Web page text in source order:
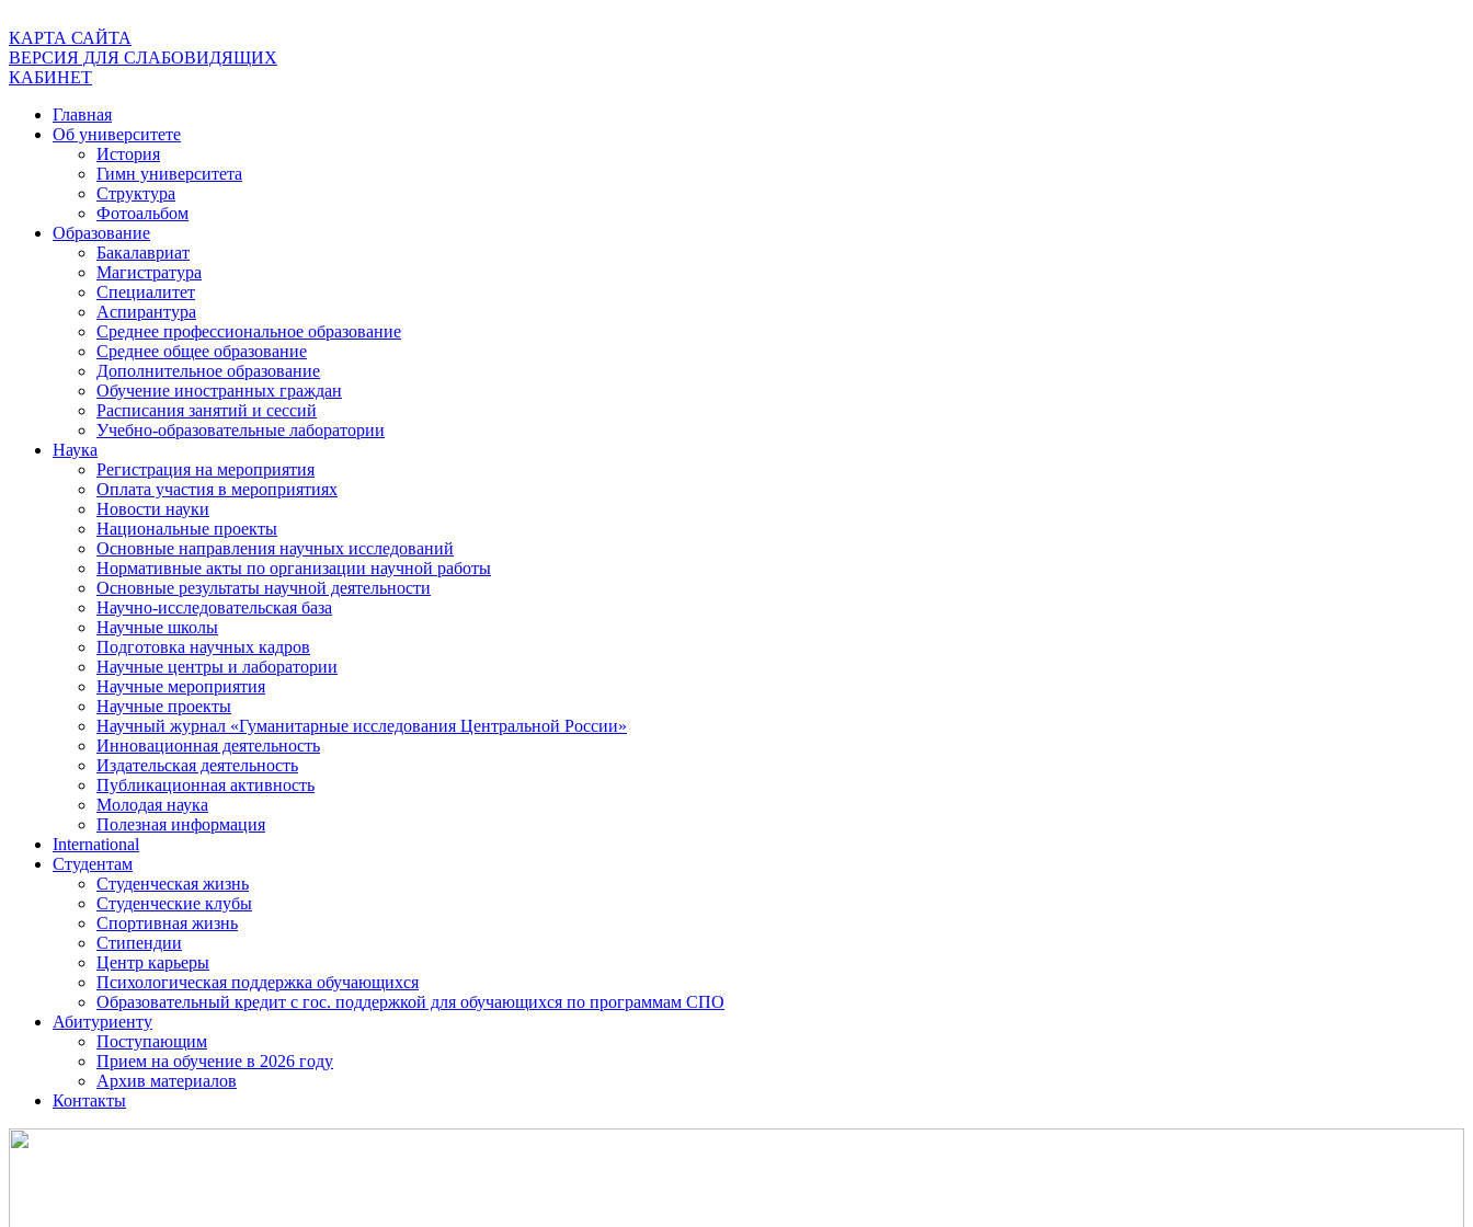
КАРТА САЙТА
ВЕРСИЯ ДЛЯ СЛАБОВИДЯЩИХ
КАБИНЕТ
Главная
Об университете
История
Гимн университета
Структура
Фотоальбом
Образование
Бакалавриат
Магистратура
Специалитет
Аспирантура
Среднее профессиональное образование
Среднее общее образование
Дополнительное образование
Обучение иностранных граждан
Расписания занятий и сессий
Учебно-образовательные лаборатории
Наука
Регистрация на мероприятия
Оплата участия в мероприятиях
Новости науки
Национальные проекты
Основные направления научных исследований
Нормативные акты по организации научной работы
Основные результаты научной деятельности
Научно-исследовательская база
Научные школы
Подготовка научных кадров
Научные центры и лаборатории
Научные мероприятия
Научные проекты
Научный журнал «Гуманитарные исследования Центральной России»
Инновационная деятельность
Издательская деятельность
Публикационная активность
Молодая наука
Полезная информация
International
Студентам
Студенческая жизнь
Студенческие клубы
Спортивная жизнь
Стипендии
Центр карьеры
Психологическая поддержка обучающихся
Образовательный кредит с гос. поддержкой для обучающихся по программам СПО
Абитуриенту
Поступающим
Прием на обучение в 2026 году
Архив материалов
Контакты